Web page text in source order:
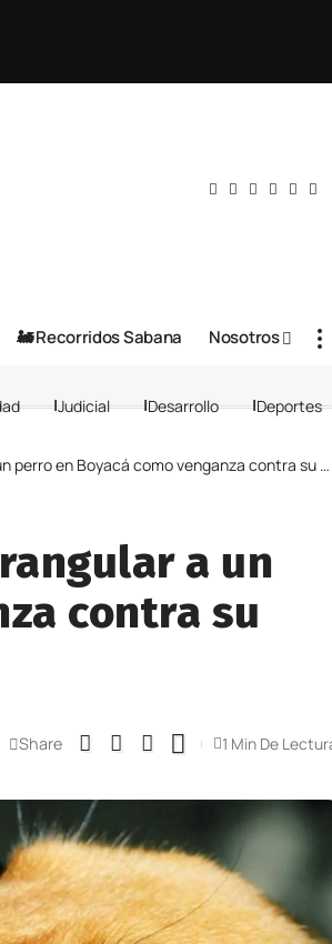
🚂 Recorridos Sabana Nosotros
Judicial Desarrollo Deportes
Boyacá como venganza contra su pareja sentimental
a un
contra su
Share 1 Min De